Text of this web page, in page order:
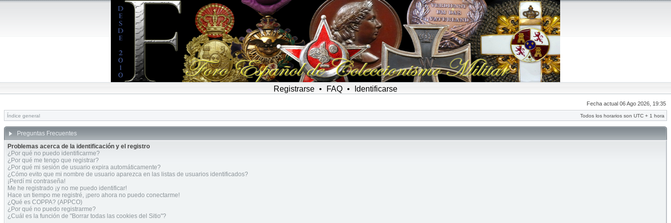
Registrarse • FAQ • Identificarse
Fecha actual 06 Ago 2026, 19:35
Índice general Todos los horarios son UTC + 1 hora
Preguntas Frecuentes
Problemas acerca de la identificación y el registro
¿Por qué no puedo identificarme?
¿Por qué me tengo que registrar?
¿Por qué mi sesión de usuario expira automáticamente?
¿Cómo evito que mi nombre de usuario aparezca en las listas de usuarios identificados?
¡Perdí mi contraseña!
Me he registrado ¡y no me puedo identificar!
Hace un tiempo me registré, ¡pero ahora no puedo conectarme!
¿Qué es COPPA? (APPCO)
¿Por qué no puedo registrarme?
¿Cuál es la función de "Borrar todas las cookies del Sitio"?